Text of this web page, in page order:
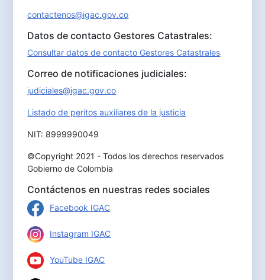
contactenos@igac.gov.co
Datos de contacto Gestores Catastrales:
Consultar datos de contacto Gestores Catastrales
Correo de notificaciones judiciales:
judiciales@igac.gov.co
Listado de peritos auxiliares de la justicia
NIT: 8999990049
©Copyright 2021 - Todos los derechos reservados
Gobierno de Colombia
Contáctenos en nuestras redes sociales
Facebook IGAC
Instagram IGAC
YouTube IGAC